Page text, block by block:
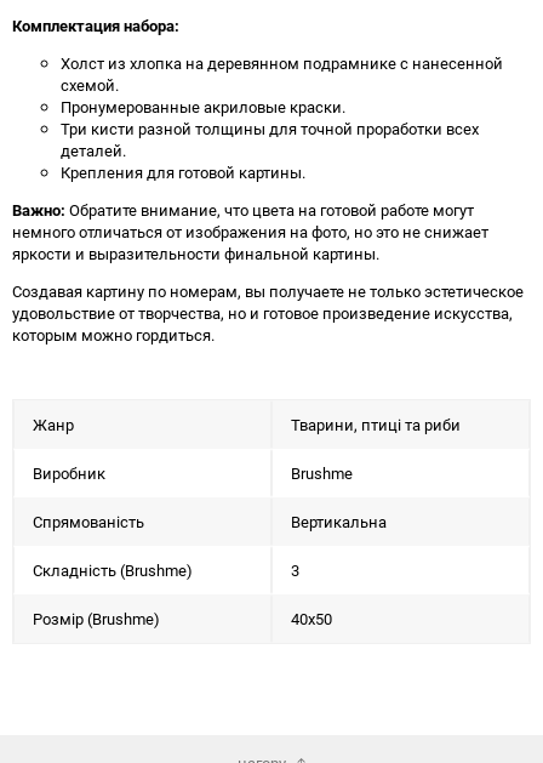
Комплектация набора:
Холст из хлопка на деревянном подрамнике с нанесенной
схемой.
Пронумерованные акриловые краски.
Три кисти разной толщины для точной проработки всех
деталей.
Крепления для готовой картины.
Важно: Обратите внимание, что цвета на готовой работе могут
немного отличаться от изображения на фото, но это не снижает
яркости и выразительности финальной картины.
Создавая картину по номерам, вы получаете не только эстетическое
удовольствие от творчества, но и готовое произведение искусства,
которым можно гордиться.
Жанр Тварини, птиці та риби
Виробник Brushme
Спрямованість Вертикальна
Складність (Brushme) 3
Розмір (Brushme) 40x50